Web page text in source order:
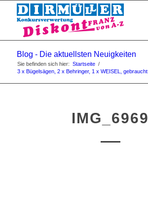
Blog - Die aktuellsten Neuigkeiten
Sie befinden sich hier: Startseite /
3 x Bügelsägen, 2 x Behringer, 1 x WEISEL, gebraucht
IMG_6969